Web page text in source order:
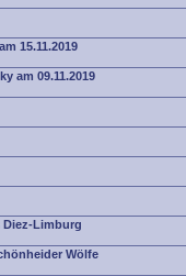
15.11.2019
am 09.11.2019
Diez-Limburg
Wölfe